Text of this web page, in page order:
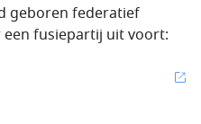
geboren federatief
fusiepartij uit voort: